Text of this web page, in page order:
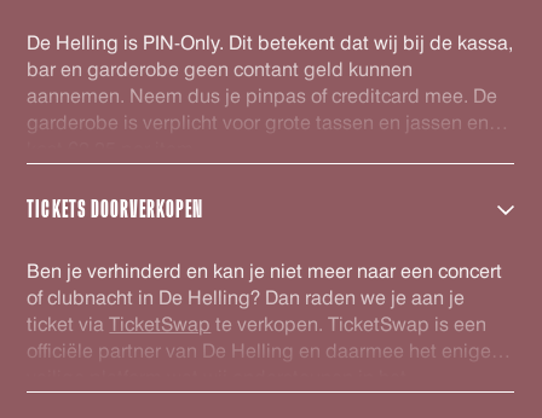
De Helling is PIN-Only. Dit betekent dat wij bij de kassa,
bar en garderobe geen contant geld kunnen
aannemen. Neem dus je pinpas of creditcard mee. De
garderobe is verplicht voor grote tassen en jassen en
TICKETS DOORVERKOPEN
Ben je verhinderd en kan je niet meer naar een concert
of clubnacht in De Helling? Dan raden we je aan je
ticket viaTicketSwap te verkopen. TicketSwap is een
officiële partner van De Helling en daarmee het enige